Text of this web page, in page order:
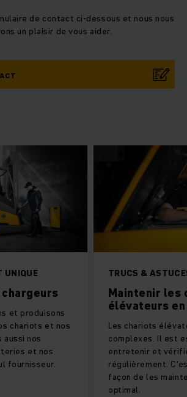
de contact ci-dessous et nous nous
un plaisir de vous aider.
et nos
nos
et nos
TRUCS & ASTUCES
Maintenir les
élévateurs en
Les chariots élévateurs
complexes. Il est
entretenir et vérifier
régulièrement. C'est la
façon de les maintenir
optimal.